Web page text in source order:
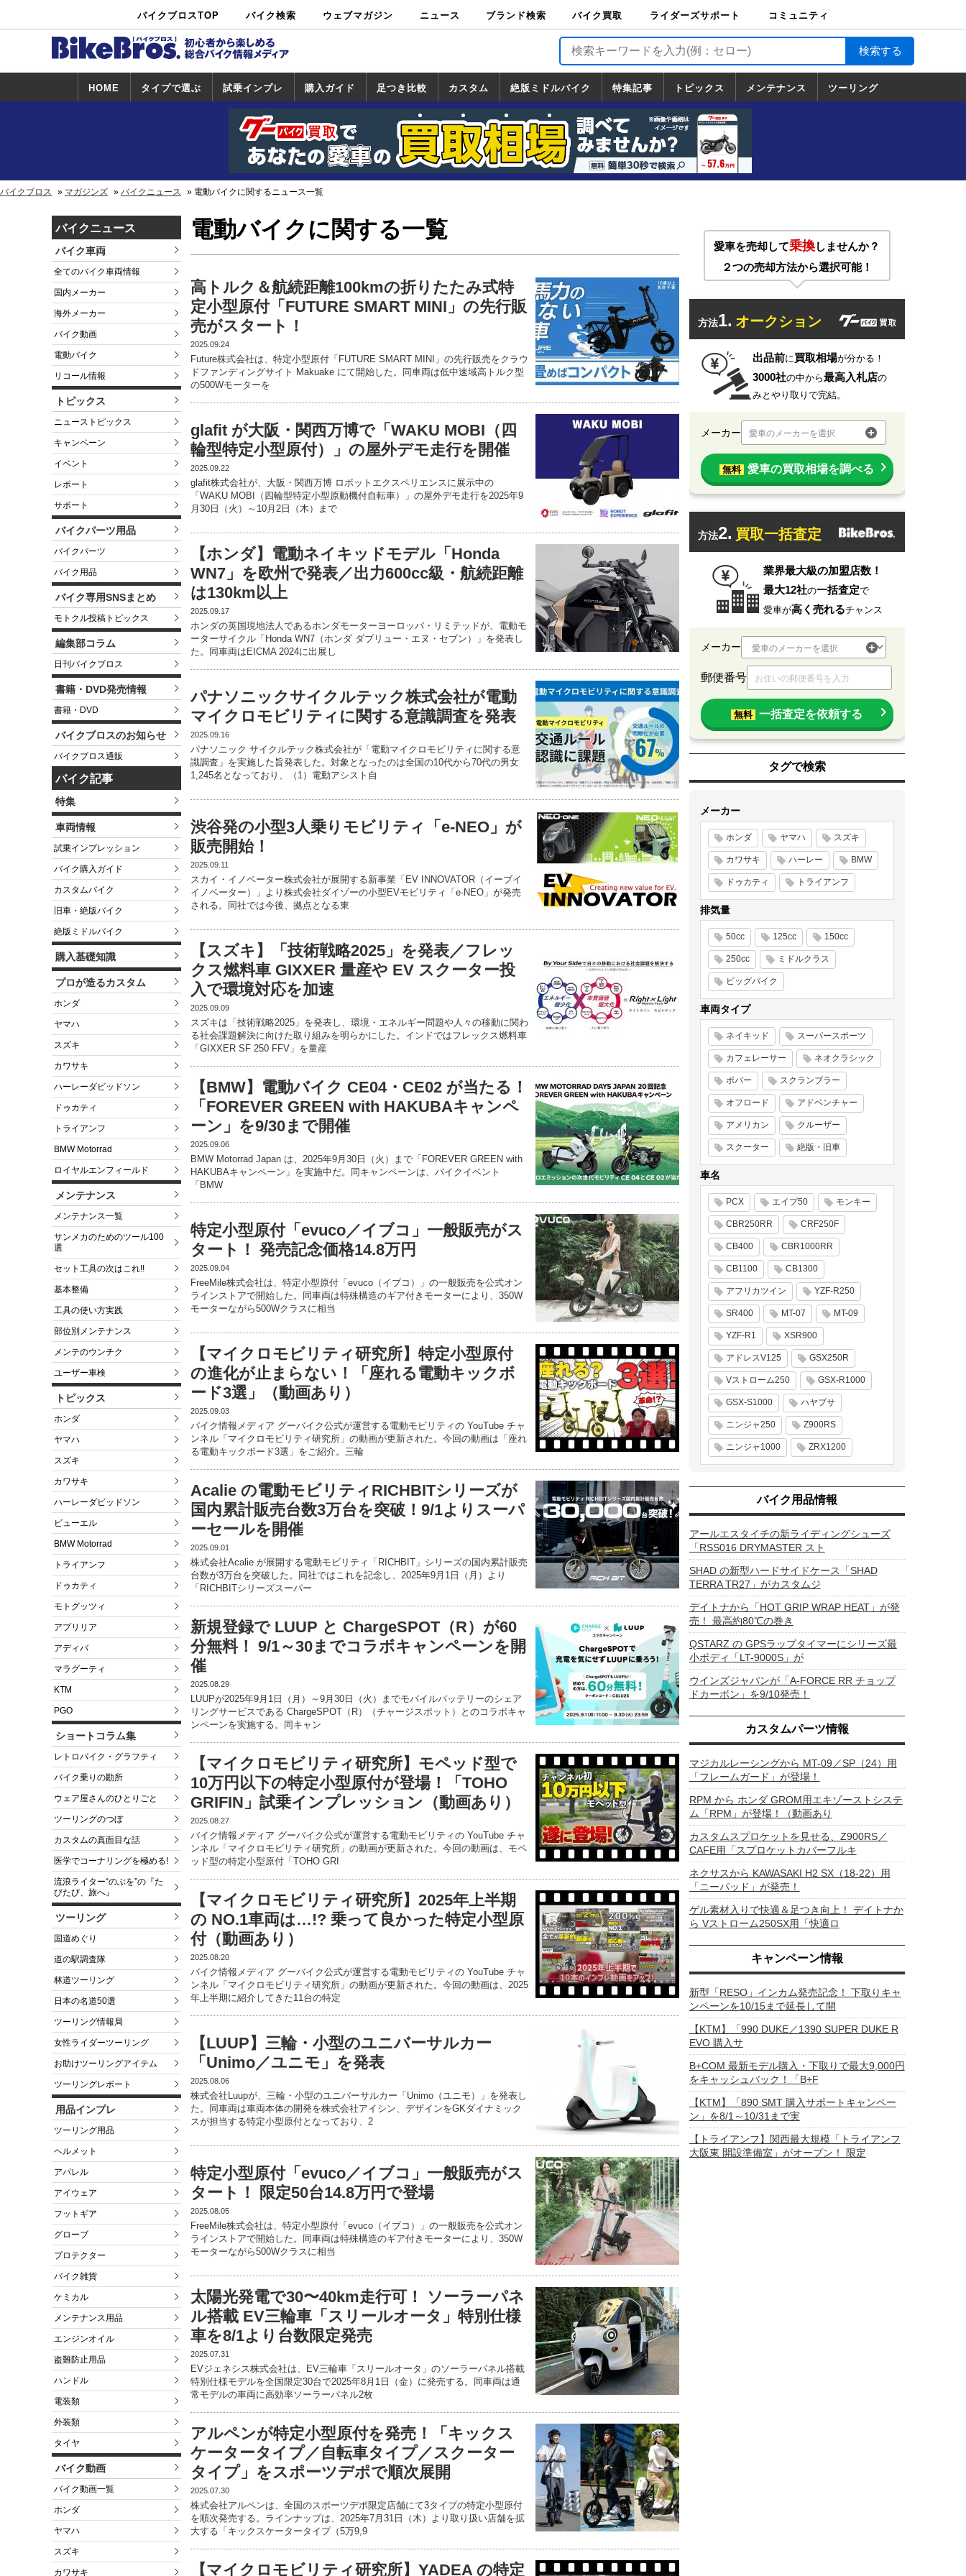
バイクブロスTOP バイク検索
中古バイ
ク・新車検
カタログ検
索
ショップ検
索
ウェブマガジン ニュース ブランド検索 バイク買取
バイク買取
ライダーズサポート
ライダーズサポート
TOP
バイク輸送
バイクガレージライ
フ
バイク車両保険
ロードサービス
バイク試乗
コミュニティ
HOME タイプで選ぶ 試乗インプレ
試乗インプレ
一覧
ホンダ
ヤマハ
スズキ
カワサキ
ハーレー
BMW
トライアンフ
ドゥカティ
購入ガイド
一覧
足つき比較 カスタム
カスタム
一覧
ホンダ
ヤマハ
スズキ
カワサキ
絶版ミドルバイク
絶版ミドルバイク
一覧
ホンダ
ヤマハ
スズキ
カワサキ
特集記事 トピックス
トピックス
一覧
ホンダ
ヤマハ
スズキ
カワサキ
ハーレーダ
ビッドソン
BMW
ドゥカティ
トライアン
フ
メンテナンス ツーリング
道の駅調査隊
ツーリング情報局
日本の道50選
国道めぐり
林道ツーリング
バイクブロス マガジンズ バイクニュース 電動バイクに関するニュース一覧
バイクニュース
バイク車両
全てのバイク車両情報
国内メーカー
海外メーカー
バイク動画
電動バイク
リコール情報
トピックス
ニューストピックス
キャンペーン
イベント
レポート
サポート
バイクパーツ用品
バイクパーツ
バイク用品
バイク専用SNSまとめ
モトクル投稿トピックス
編集部コラム
日刊バイクブロス
書籍・DVD発売情報
書籍・DVD
バイクブロスのお知らせ
バイクブロス通販
バイク記事
特集
車両情報
試乗インプレッション
バイク購入ガイド
カスタムバイク
旧車・絶版バイク
絶版ミドルバイク
購入基礎知識
プロが造るカスタム
ホンダ
ヤマハ
スズキ
カワサキ
ハーレーダビッドソン
ドゥカティ
トライアンフ
BMW Motorrad
ロイヤルエンフィールド
メンテナンス
メンテナンス一覧
サンメカのためのツール100
選
セット工具の次はこれ!!
基本整備
工具の使い方実践
部位別メンテナンス
メンテのウンチク
ユーザー車検
トピックス
ホンダ
ヤマハ
スズキ
カワサキ
ハーレーダビッドソン
ビューエル
BMW Motorrad
トライアンフ
ドゥカティ
モトグッツィ
アプリリア
アディバ
マラグーティ
KTM
PGO
ショートコラム集
レトロバイク・グラフティ
バイク乗りの勘所
ウェア屋さんのひとりごと
ツーリングのつぼ
カスタムの真面目な話
医学でコーナリングを極める!
流浪ライター“のぶを”の『た
びたび、旅へ』
ツーリング
国道めぐり
道の駅調査隊
林道ツーリング
日本の名道50選
ツーリング情報局
女性ライダーツーリング
お助けツーリングアイテム
ツーリングレポート
用品インプレ
ツーリング用品
ヘルメット
アパレル
アイウェア
フットギア
グローブ
プロテクター
バイク雑貨
ケミカル
メンテナンス用品
エンジンオイル
盗難防止用品
ハンドル
電装類
外装類
タイヤ
バイク動画
バイク動画一覧
ホンダ
ヤマハ
スズキ
カワサキ
電動バイクに関する一覧
高トルク＆航続距離100kmの折りたたみ式特
定小型原付「FUTURE SMART MINI」の先行販
売がスタート！
2025.09.24
Future株式会社は、特定小型原付「FUTURE SMART MINI」の先行販売をクラウ
ドファンディングサイト Makuake にて開始した。同車両は低中速域高トルク型
の500Wモーターを
glafit が大阪・関西万博で「WAKU MOBI（四
輪型特定小型原付）」の屋外デモ走行を開催
2025.09.22
glafit株式会社が、大阪・関西万博 ロボットエクスペリエンスに展示中の
「WAKU MOBI（四輪型特定小型原動機付自転車）」の屋外デモ走行を2025年9
月30日（火）～10月2日（木）まで
【ホンダ】電動ネイキッドモデル「Honda
WN7」を欧州で発表／出力600cc級・航続距離
は130km以上
2025.09.17
ホンダの英国現地法人であるホンダモーターヨーロッパ・リミテッドが、電動モ
ーターサイクル「Honda WN7（ホンダ ダブリュー・エヌ・セブン）」を発表し
た。同車両はEICMA 2024に出展し
パナソニックサイクルテック株式会社が電動
マイクロモビリティに関する意識調査を発表
2025.09.16
パナソニック サイクルテック株式会社が「電動マイクロモビリティに関する意
識調査」を実施した旨発表した。対象となったのは全国の10代から70代の男女
1,245名となっており、（1）電動アシスト自
渋谷発の小型3人乗りモビリティ「e-NEO」が
販売開始！
2025.09.11
スカイ・イノベーター株式会社が展開する新事業「EV INNOVATOR（イーブイ
イノベーター）」より株式会社ダイゾーの小型EVモビリティ「e-NEO」が発売
される。同社では今後、拠点となる東
【スズキ】「技術戦略2025」を発表／フレッ
クス燃料車 GIXXER 量産や EV スクーター投
入で環境対応を加速
2025.09.09
スズキは「技術戦略2025」を発表し、環境・エネルギー問題や人々の移動に関わ
る社会課題解決に向けた取り組みを明らかにした。インドではフレックス燃料車
「GIXXER SF 250 FFV」を量産
【BMW】電動バイク CE04・CE02 が当たる！
「FOREVER GREEN with HAKUBAキャンペ
ーン」を9/30まで開催
2025.09.06
BMW Motorrad Japan は、2025年9月30日（火）まで「FOREVER GREEN with
HAKUBAキャンペーン」を実施中だ。同キャンペーンは、バイクイベント
「BMW
特定小型原付「evuco／イブコ」一般販売がス
タート！ 発売記念価格14.8万円
2025.09.04
FreeMile株式会社は、特定小型原付「evuco（イブコ）」の一般販売を公式オン
ラインストアで開始した。同車両は特殊構造のギア付きモーターにより、350W
モーターながら500Wクラスに相当
【マイクロモビリティ研究所】特定小型原付
の進化が止まらない！「座れる電動キックボ
ード3選」（動画あり）
2025.09.03
バイク情報メディア グーバイク公式が運営する電動モビリティの YouTube チャ
ンネル「マイクロモビリティ研究所」の動画が更新された。今回の動画は「座れ
る電動キックボード3選」をご紹介。三輪
Acalie の電動モビリティRICHBITシリーズが
国内累計販売台数3万台を突破！9/1よりスーパ
ーセールを開催
2025.09.01
株式会社Acalie が展開する電動モビリティ「RICHBIT」シリーズの国内累計販売
台数が3万台を突破した。同社ではこれを記念し、2025年9月1日（月）より
「RICHBITシリーズスーパー
新規登録で LUUP と ChargeSPOT（R）が60
分無料！ 9/1～30までコラボキャンペーンを開
催
2025.08.29
LUUPが2025年9月1日（月）～9月30日（火）までモバイルバッテリーのシェア
リングサービスである ChargeSPOT（R）（チャージスポット）とのコラボキャ
ンペーンを実施する。同キャン
【マイクロモビリティ研究所】モペッド型で
10万円以下の特定小型原付が登場！「TOHO
GRIFIN」試乗インプレッション（動画あり）
2025.08.27
バイク情報メディア グーバイク公式が運営する電動モビリティの YouTube チャ
ンネル「マイクロモビリティ研究所」の動画が更新された。今回の動画は、モペ
ッド型の特定小型原付「TOHO GRI
【マイクロモビリティ研究所】2025年上半期
の NO.1車両は…!? 乗って良かった特定小型原
付（動画あり）
2025.08.20
バイク情報メディア グーバイク公式が運営する電動モビリティの YouTube チャ
ンネル「マイクロモビリティ研究所」の動画が更新された。今回の動画は、2025
年上半期に紹介してきた11台の特定
【LUUP】三輪・小型のユニバーサルカー
「Unimo／ユニモ」を発表
2025.08.06
株式会社Luupが、三輪・小型のユニバーサルカー「Unimo（ユニモ）」を発表し
た。同車両は車両本体の開発を株式会社アイシン、デザインをGKダイナミック
スが担当する特定小型原付となっており、2
特定小型原付「evuco／イブコ」一般販売がス
タート！ 限定50台14.8万円で登場
2025.08.05
FreeMile株式会社は、特定小型原付「evuco（イブコ）」の一般販売を公式オン
ラインストアで開始した。同車両は特殊構造のギア付きモーターにより、350W
モーターながら500Wクラスに相当
太陽光発電で30〜40km走行可！ ソーラーパネ
ル搭載 EV三輪車「スリールオータ」特別仕様
車を8/1より台数限定発売
2025.07.31
EVジェネシス株式会社は、EV三輪車「スリールオータ」のソーラーパネル搭載
特別仕様モデルを全国限定30台で2025年8月1日（金）に発売する。同車両は通
常モデルの車両に高効率ソーラーパネル2枚
アルペンが特定小型原付を発売！「キックス
ケータータイプ／自転車タイプ／スクーター
タイプ」をスポーツデポで順次展開
2025.07.30
株式会社アルペンは、全国のスポーツデポ限定店舗にて3タイプの特定小型原付
を順次発売する。ラインナップは、2025年7月31日（木）より取り扱い店舗を拡
大する「キックスケータータイプ（5万9,9
【マイクロモビリティ研究所】YADEA の特定
愛車を売却して乗換しませんか？
２つの売却方法から選択可能！
方法1. オークション
出品前に買取相場が分かる！
3000社の中から最高入札店の
みとやり取りで完結。
メーカー 愛車のメーカーを選択
無料 愛車の買取相場を調べる
方法2. 買取一括査定
業界最大級の加盟店数！
最大12社の一括査定で
愛車が高く売れるチャンス
メーカー
郵便番号
無料 一括査定を依頼する
タグで検索
メーカー
ホンダ ヤマハ スズキ
カワサキ ハーレー BMW
ドゥカティ トライアンフ
排気量
50cc 125cc 150cc
250cc ミドルクラス
ビッグバイク
車両タイプ
ネイキッド スーパースポーツ
カフェレーサー ネオクラシック
ボバー スクランブラー
オフロード アドベンチャー
アメリカン クルーザー
スクーター 絶版・旧車
車名
PCX エイプ50 モンキー
CBR250RR CRF250F
CB400 CBR1000RR
CB1100 CB1300
アフリカツイン YZF-R250
SR400 MT-07 MT-09
YZF-R1 XSR900
アドレスV125 GSX250R
Vストローム250 GSX-R1000
GSX-S1000 ハヤブサ
ニンジャ250 Z900RS
ニンジャ1000 ZRX1200
バイク用品情報
アールエスタイチの新ライディングシューズ
「RSS016 DRYMASTER スト
SHAD の新型ハードサイドケース「SHAD
TERRA TR27」がカスタムジ
デイトナから「HOT GRIP WRAP HEAT」が発
売！ 最高約80℃の巻き
QSTARZ の GPSラップタイマーにシリーズ最
小ボディ「LT-9000S」が
ウインズジャパンが「A-FORCE RR チョップ
ドカーボン」を9/10発売！
カスタムパーツ情報
マジカルレーシングから MT-09／SP（24）用
「フレームガード」が登場！
RPM から ホンダ GROM用エキゾーストシステ
ム「RPM」が登場！（動画あり
カスタムスプロケットを見せる、Z900RS／
CAFE用「スプロケットカバーフルキ
ネクサスから KAWASAKI H2 SX（18-22）用
「ニーパッド」が発売！
ゲル素材入りで快適＆足つき向上！ デイトナか
ら Vストローム250SX用「快適ロ
キャンペーン情報
新型「RESO」インカム発売記念！ 下取りキャ
ンペーンを10/15まで延長して開
【KTM】「990 DUKE／1390 SUPER DUKE R
EVO 購入サ
B+COM 最新モデル購入・下取りで最大9,000円
をキャッシュバック！「B+F
【KTM】「890 SMT 購入サポートキャンペー
ン」を8/1～10/31まで実
【トライアンフ】関西最大規模「トライアンフ
大阪東 開設準備室」がオープン！ 限定